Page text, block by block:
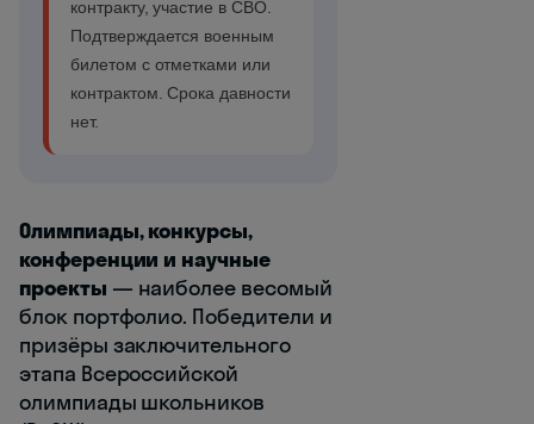
контракту, участие в СВО.
Подтверждается военным
билетом с отметками или
контрактом. Срока давности
нет.
Олимпиады, конкурсы,
конференции и научные
проекты — наиболее весомый
блок портфолио. Победители и
призёры заключительного
этапа Всероссийской
олимпиады школьников